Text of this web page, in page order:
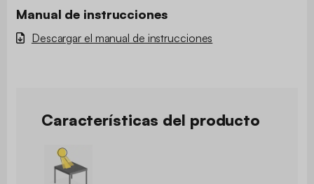
Manual de instrucciones
Descargar el manual de instrucciones
Características del producto